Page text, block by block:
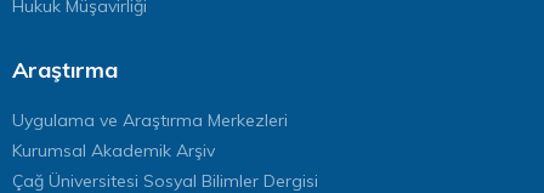
Hukuk Müşavirliği
Araştırma
Uygulama ve Araştırma Merkezleri
Kurumsal Akademik Arşiv
Çağ Üniversitesi Sosyal Bilimler Dergisi